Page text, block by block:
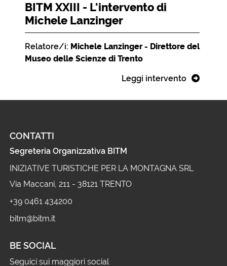
BITM XXIII - L'intervento di
Michele Lanzinger
Relatore/i: Michele Lanzinger - Direttore del
Museo delle Scienze di Trento
Leggi intervento
CONTATTI
Segreteria Organizzativa BITM
INIZIATIVE TURISTICHE PER LA MONTAGNA SRL
Via Maccani, 211 - 38121 TRENTO
+39 0461 434200
bitm@bitm.it
BE SOCIAL
Seguici sui maggiori social